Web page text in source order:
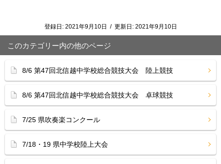
登録日: 2021年9月10日 / 更新日: 2021年9月10日
このカテゴリー内の他のページ
8/6 第47回北信越中学校総合競技大会 陸上競技
8/6 第47回北信越中学校総合競技大会 卓球競技
7/25 県吹奏楽コンクール
7/18・19 県中学校陸上大会